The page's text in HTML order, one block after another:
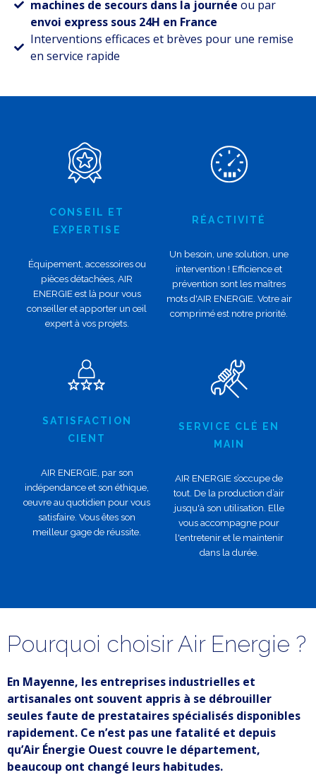
machines de secours dans la journée ou par
envoi express sous 24H en France
Interventions efficaces et brèves pour une remise
en service rapide
CONSEIL ET
EXPERTISE
Équipement, accessoires ou
pièces détachées, AIR
ENERGIE est là pour vous
conseiller et apporter un œil
expert à vos projets.
RÉACTIVITÉ
Un besoin, une solution, une
intervention ! Efficience et
prévention sont les maîtres
mots d'AIR ENERGIE. Votre air
comprimé est notre priorité.
SATISFACTION
CIENT
AIR ENERGIE, par son
indépendance et son éthique,
œuvre au quotidien pour vous
satisfaire. Vous êtes son
meilleur gage de réussite.
SERVICE CLÉ EN
MAIN
AIR ENERGIE s’occupe de
tout. De la production d’air
jusqu'à son utilisation. Elle
vous accompagne pour
l'entretenir et le maintenir
dans la durée.
Pourquoi choisir Air Energie ?
En Mayenne, les entreprises industrielles et
artisanales ont souvent appris à se débrouiller
seules faute de prestataires spécialisés disponibles
rapidement. Ce n’est pas une fatalité et depuis
qu’Air Énergie Ouest couvre le département,
beaucoup ont changé leurs habitudes.